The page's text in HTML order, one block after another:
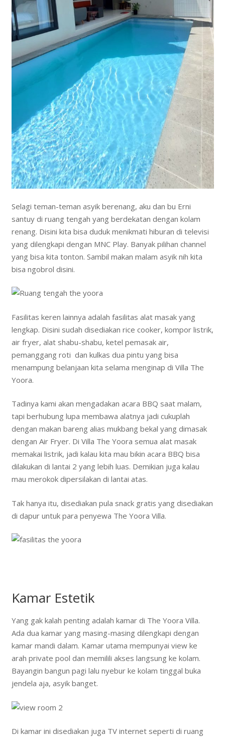
Selagi teman-teman asyik berenang, aku dan bu Erni
santuy di ruang tengah yang berdekatan dengan kolam
renang. Disini kita bisa duduk menikmati hiburan di televisi
yang dilengkapi dengan MNC Play. Banyak pilihan channel
yang bisa kita tonton. Sambil makan malam asyik nih kita
bisa ngobrol disini.
Fasilitas keren lainnya adalah fasilitas alat masak yang
lengkap. Disini sudah disediakan rice cooker, kompor listrik,
air fryer, alat shabu-shabu, ketel pemasak air,
pemanggang roti dan kulkas dua pintu yang bisa
menampung belanjaan kita selama menginap di Villa The
Yoora.
Tadinya kami akan mengadakan acara BBQ saat malam,
tapi berhubung lupa membawa alatnya jadi cukuplah
dengan makan bareng alias mukbang bekal yang dimasak
dengan Air Fryer. Di Villa The Yoora semua alat masak
memakai listrik, jadi kalau kita mau bikin acara BBQ bisa
dilakukan di lantai 2 yang lebih luas. Demikian juga kalau
mau merokok dipersilakan di lantai atas.
Tak hanya itu, disediakan pula snack gratis yang disediakan
di dapur untuk para penyewa The Yoora Villa.
Kamar Estetik
Yang gak kalah penting adalah kamar di The Yoora Villa.
Ada dua kamar yang masing-masing dilengkapi dengan
kamar mandi dalam. Kamar utama mempunyai view ke
arah private pool dan memilili akses langsung ke kolam.
Bayangin bangun pagi lalu nyebur ke kolam tinggal buka
jendela aja, asyik banget.
Di kamar ini disediakan juga TV internet seperti di ruang